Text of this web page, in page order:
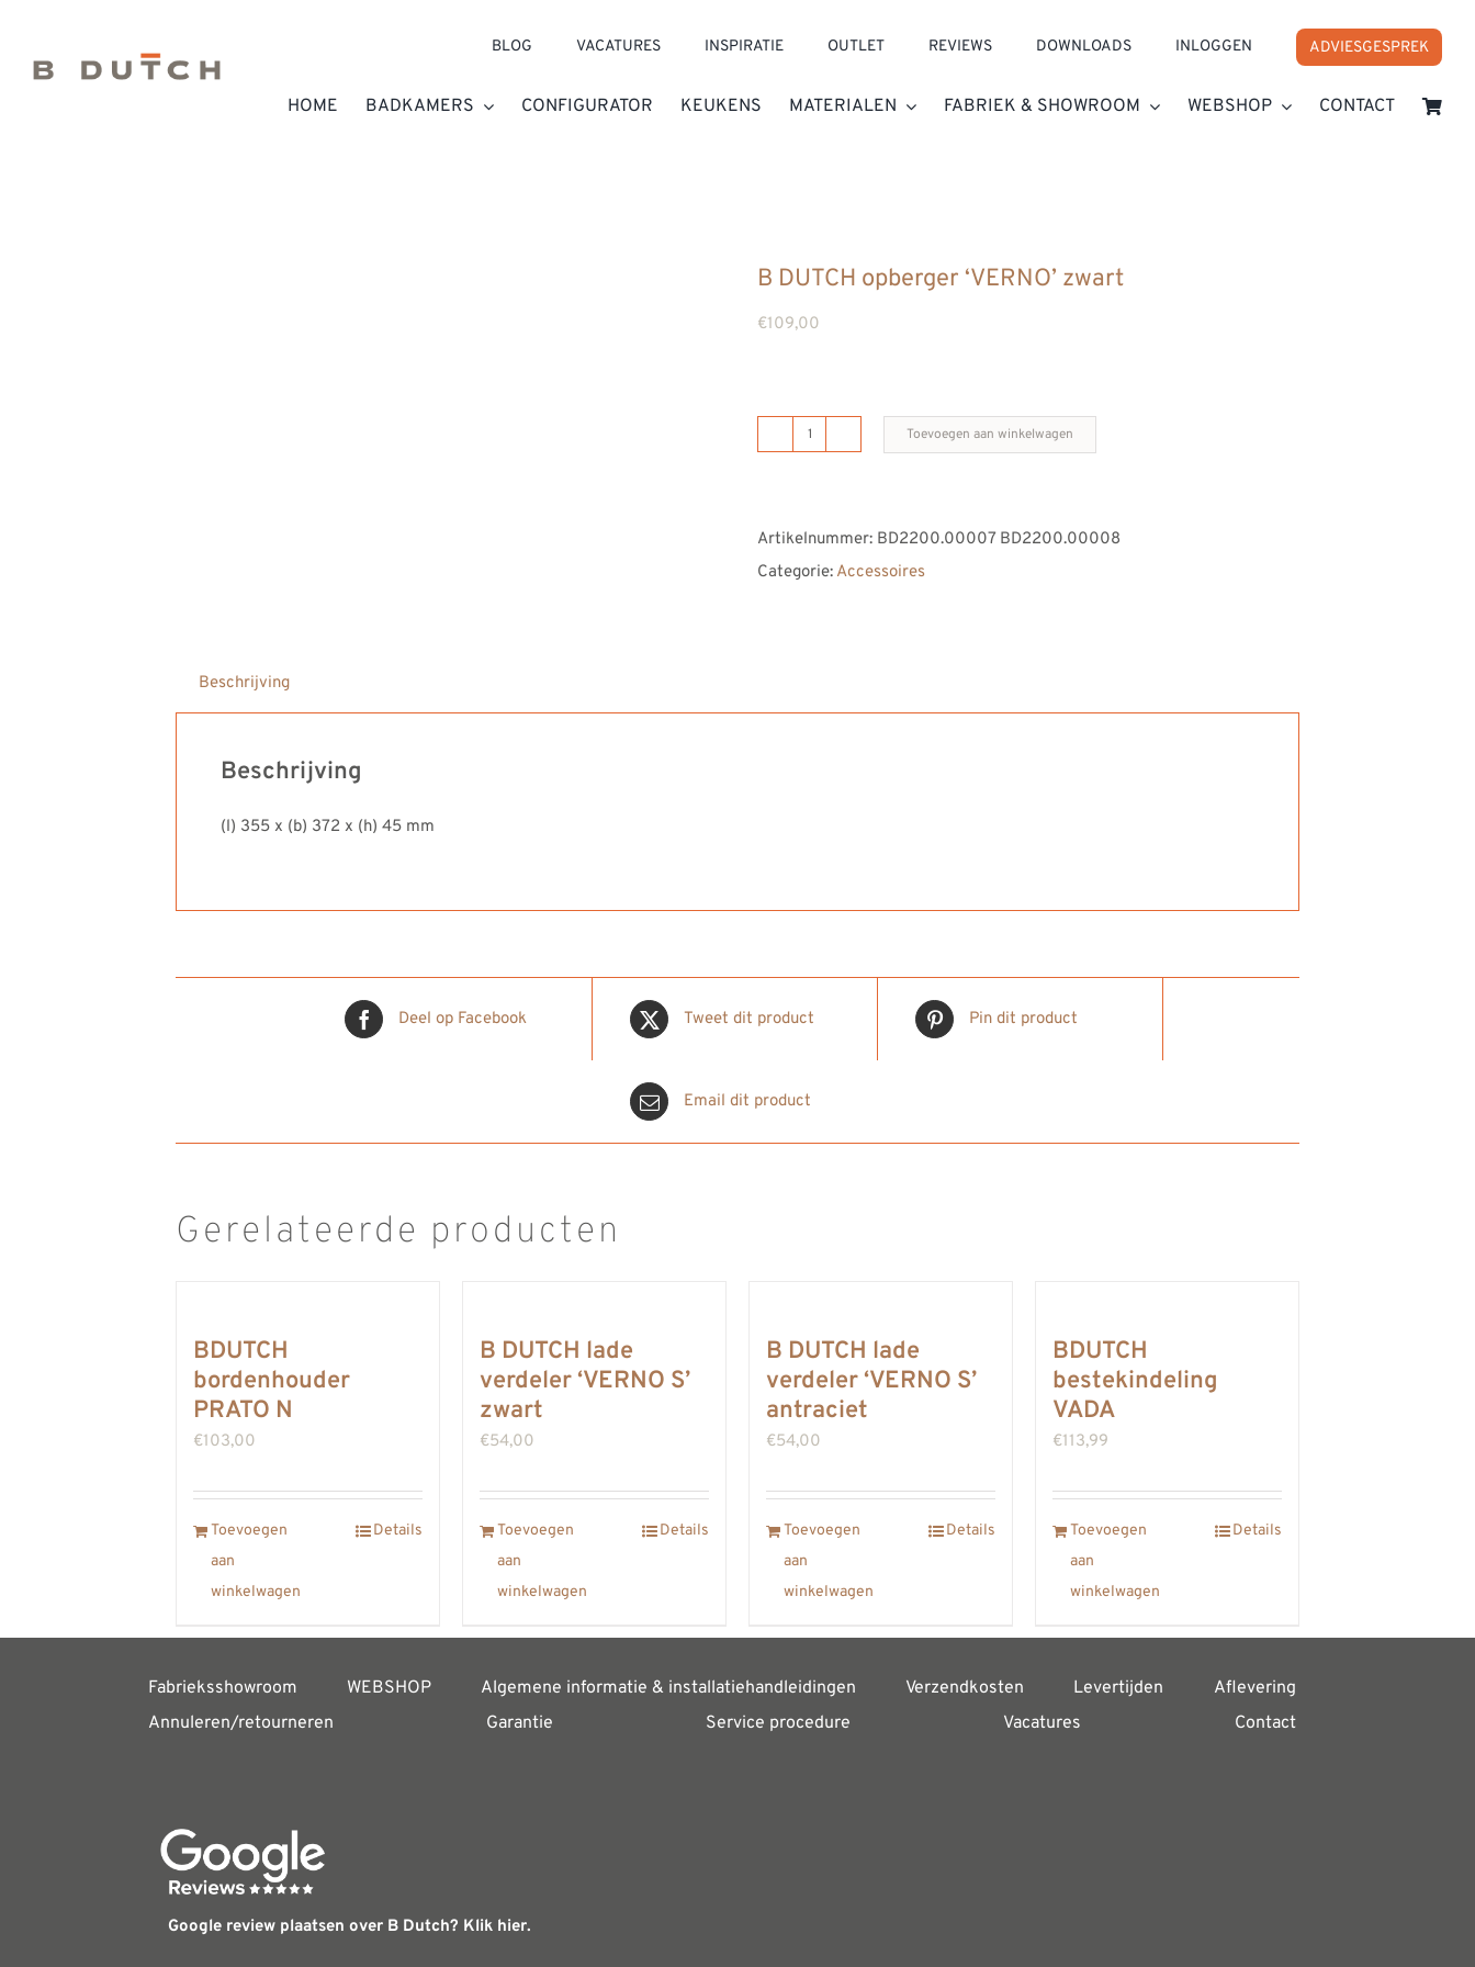
inhoud
BLOG VACATURES INSPIRATIE OUTLET REVIEWS DOWNLOADS INLOGGEN ADVIESGESPREK
HOME BADKAMERS CONFIGURATOR KEUKENS MATERIALEN FABRIEK & SHOWROOM WEBSHOP CONTACT
B DUTCH opberger ‘VERNO’ zwart
€109,00
B
‘VERNO’
zwart
Toevoegen aan winkelwagen
Artikelnummer: BD2200.00007 BD2200.00008
Categorie: Accessoires
Beschrijving
Beschrijving
(l) 355 x (b) 372 x (h) 45 mm
Deel op Facebook Tweet dit product Pin dit product
Email dit product
Gerelateerde producten
BDUTCH
bordenhouder
PRATO N
€103,00
Toevoegen
aan
winkelwagen
Details
B DUTCH lade
verdeler ‘VERNO S’
zwart
€54,00
Toevoegen
aan
winkelwagen
Details
B DUTCH lade
verdeler ‘VERNO S’
antraciet
€54,00
Toevoegen
aan
winkelwagen
Details
BDUTCH
bestekindeling
VADA
€113,99
Toevoegen
aan
winkelwagen
Details
Fabrieksshowroom WEBSHOP Algemene informatie & installatiehandleidingen Verzendkosten Levertijden
Aflevering
Annuleren/retourneren
Garantie Service procedure Vacatures Contact
Google review plaatsen over B Dutch? Klik hier.